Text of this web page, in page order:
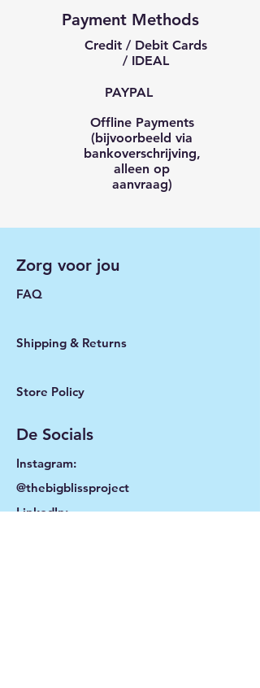
Payment Methods
Credit / Debit Cards
/ IDEAL
PAYPAL
Offline Payments
(bijvoorbeeld via
bankoverschrijving,
alleen op
aanvraag)
Zorg voor jou
FAQ
Shipping & Returns
Store Policy
De Socials
Instagram:
@thebigblissproject
LinkedIn: